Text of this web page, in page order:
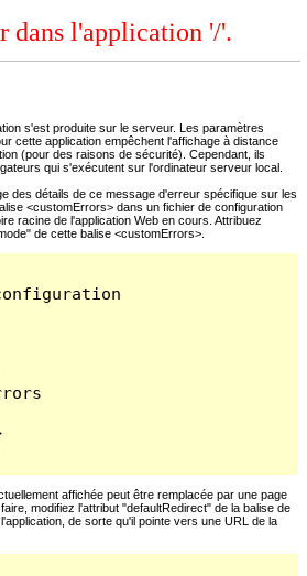
dans l'application '/'.
s'est produite sur le serveur. Les paramètres
cette application empêchent l'affichage à distance
(pour des raisons de sécurité). Cependant, ils
qui s'exécutent sur l'ordinateur serveur local.
des détails de ce message d'erreur spécifique sur les
<customErrors> dans un fichier de configuration
racine de l'application Web en cours. Attribuez
de cette balise <customErrors>.
affichée peut être remplacée par une page
modifiez l'attribut "defaultRedirect" de la balise de
de sorte qu'il pointe vers une URL de la